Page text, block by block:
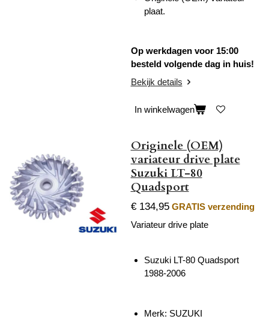
plaat.
Op werkdagen voor 15:00
besteld volgende dag in huis!
Bekijk details
In winkelwagen
Originele (OEM)
variateur drive plate
Suzuki LT-80
Quadsport
€ 134,95 GRATIS verzending
Variateur drive plate
Suzuki LT-80 Quadsport
1988-2006
Merk: SUZUKI